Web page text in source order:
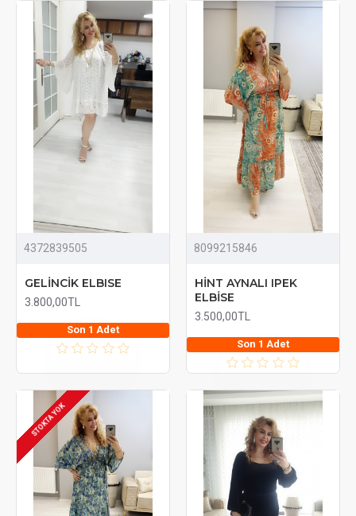
4372839505
GELİNCİK ELBISE
3.800,00TL
Son 1 Adet
8099215846
HİNT AYNALI IPEK
ELBİSE
3.500,00TL
Son 1 Adet
STOKTA YOK